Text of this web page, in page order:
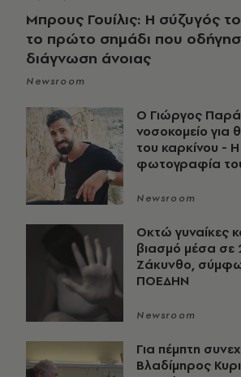
Μπρους Γουίλις: Η σύζυγός
το πρώτο σημάδι που
διάγνωση άνοιας
Newsroom
O Γιώργος
νοσοκομείο για
του καρκίνου -
φωτογραφία
Newsroom
Οκτώ γυναίκες
βιασμό μέσα σε
Ζάκυνθο,
ΠΟΕΔΗΝ
Newsroom
Για πέμπτη
Βλαδίμηρος